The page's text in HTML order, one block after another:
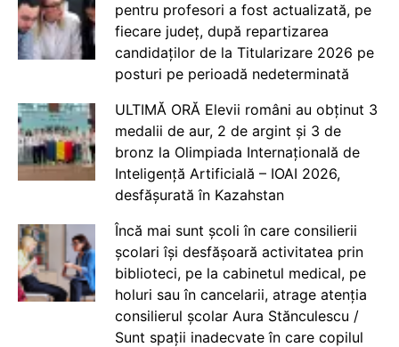
pentru profesori a fost actualizată, pe
fiecare județ, după repartizarea
candidaților de la Titularizare 2026 pe
posturi pe perioadă nedeterminată
ULTIMĂ ORĂ Elevii români au obținut 3
medalii de aur, 2 de argint și 3 de
bronz la Olimpiada Internațională de
Inteligență Artificială – IOAI 2026,
desfășurată în Kazahstan
Încă mai sunt școli în care consilierii
școlari își desfășoară activitatea prin
biblioteci, pe la cabinetul medical, pe
holuri sau în cancelarii, atrage atenția
consilierul școlar Aura Stănculescu /
Sunt spații inadecvate în care copilul